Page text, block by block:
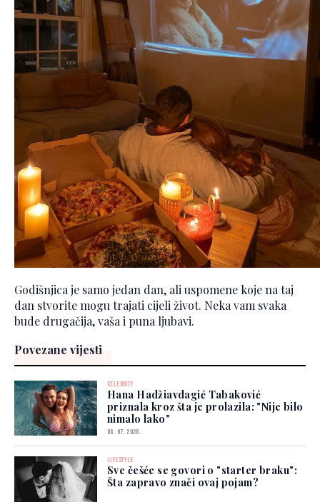
Godišnjica je samo jedan dan, ali uspomene koje na taj
dan stvorite mogu trajati cijeli život. Neka vam svaka
bude drugačija, vaša i puna ljubavi.
Povezane vijesti
CELEBRITY
Hana Hadžiavdagić Tabaković
priznala kroz šta je prolazila: "Nije bilo
nimalo lako"
08. 07. 2026.
LIFESTYLE
Sve češće se govori o "starter braku":
Šta zapravo znači ovaj pojam?